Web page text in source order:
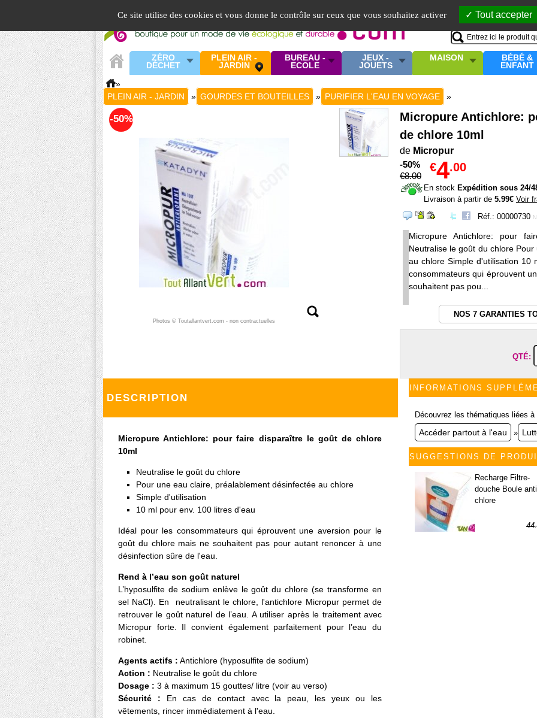
Ce site utilise des cookies et vous donne le contrôle sur ceux que vous souhaitez activer Tout accepter
ZÉRO
DÉCHET
PLEIN AIR -
JARDIN
BUREAU -
ECOLE
JEUX -
JOUETS
MAISON
BÉBÉ &
ENFANT
»
PLEIN AIR - JARDIN
» GOURDES ET BOUTEILLES » PURIFIER L'EAU EN VOYAGE »
-50%
Photos © Toutallantvert.com - non contractuelles
Micropure Antichlore:
de chlore 10ml
de Micropur
-50%
€8.00
€4.00
En stock Expédition sous 24/
Livraison à partir de 5.99€ Voir
Réf.: 00000730
Micropure Antichlore: pour
Neutralise le goût du chlore
au chlore Simple d'utilisation 10
consommateurs qui éprouvent
souhaitent pas pou...
NOS 7 GARANTIES
QTÉ:
INFORMATIONS
Découvrez les thématiques liées
Accéder partout à l'eau »
SUGGESTIONS DE
Recharge Filtre-
douche Boule
chlore
DESCRIPTION
Micropure Antichlore: pour faire disparaître le goût de chlore
10ml
Neutralise le goût du chlore
Pour une eau claire, préalablement désinfectée au chlore
Simple d'utilisation
10 ml pour env. 100 litres d'eau
Idéal pour les consommateurs qui éprouvent une aversion pour le
goût du chlore mais ne souhaitent pas pour autant renoncer à une
désinfection sûre de l'eau.
Rend à l’eau son goût naturel
L’hyposulfite de sodium enlève le goût du chlore (se transforme en
sel NaCl). En neutralisant le chlore, l'antichlore Micropur permet de
retrouver le goût naturel de l’eau. A utiliser après le traitement avec
Micropur forte. Il convient également parfaitement pour l’eau du
robinet.
Agents actifs : Antichlore (hyposulfite de sodium)
Action : Neutralise le goût du chlore
Dosage : 3 à maximum 15 gouttes/ litre (voir au verso)
Sécurité : En cas de contact avec la peau, les yeux ou les
vêtements, rincer immédiatement à l'eau.